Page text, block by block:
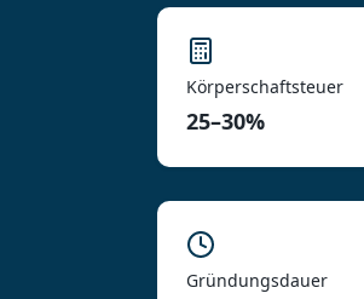
Körperschaftsteuer
25–30%
Gründungsdauer